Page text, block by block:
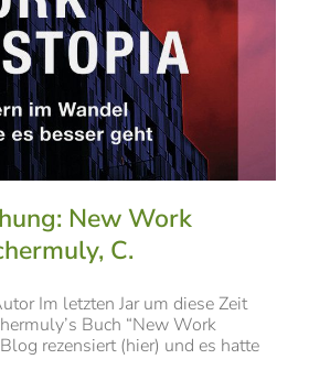
New Work
C.
Im letzten Jar um diese Zeit
Buch “New Work
rezensiert (hier) und es hatte